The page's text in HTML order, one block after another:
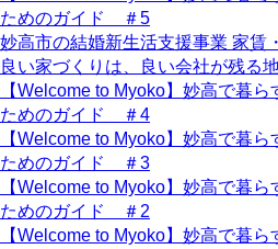
ためのガイド ＃5
妙高市の結婚新生活支援事業 家賃
良い家づくりは、良い会社が残る
【Welcome to Myoko】妙高で暮
ためのガイド ＃4
【Welcome to Myoko】妙高で暮
ためのガイド ＃3
【Welcome to Myoko】妙高で暮
ためのガイド ＃2
【Welcome to Myoko】妙高で暮